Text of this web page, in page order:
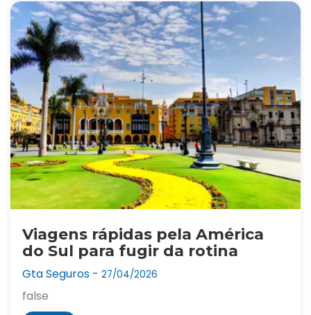
Viagens rápidas pela América
do Sul para fugir da rotina
Gta Seguros - 27/04/2026
false